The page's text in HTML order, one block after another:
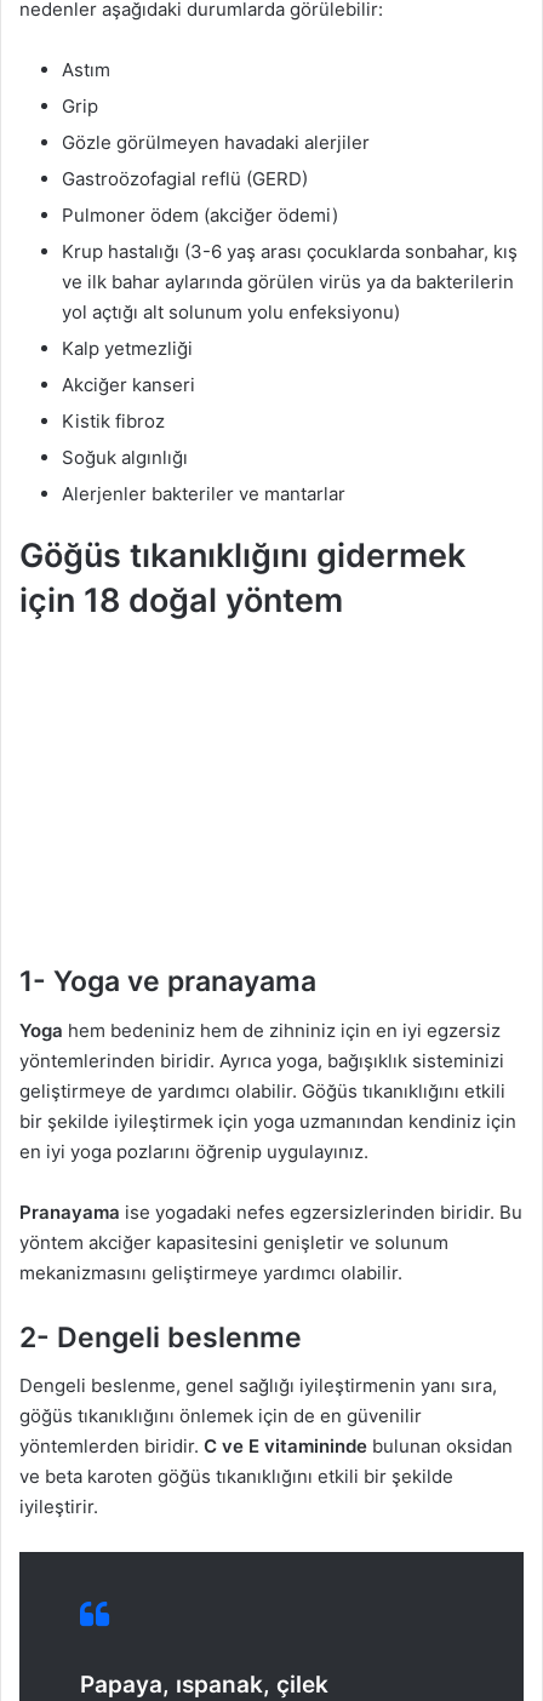
nedenler aşağıdaki durumlarda görülebilir:
Astım
Grip
Gözle görülmeyen havadaki alerjiler
Gastroözofagial reflü (GERD)
Pulmoner ödem (akciğer ödemi)
Krup hastalığı (3-6 yaş arası çocuklarda sonbahar, kış
ve ilk bahar aylarında görülen virüs ya da bakterilerin
yol açtığı alt solunum yolu enfeksiyonu)
Kalp yetmezliği
Akciğer kanseri
Kistik fibroz
Soğuk algınlığı
Alerjenler bakteriler ve mantarlar
Göğüs tıkanıklığını gidermek
için 18 doğal yöntem
1- Yoga ve pranayama
Yoga hem bedeniniz hem de zihniniz için en iyi egzersiz
yöntemlerinden biridir. Ayrıca yoga, bağışıklık sisteminizi
geliştirmeye de yardımcı olabilir. Göğüs tıkanıklığını etkili
bir şekilde iyileştirmek için yoga uzmanından kendiniz için
en iyi yoga pozlarını öğrenip uygulayınız.
Pranayama ise yogadaki nefes egzersizlerinden biridir. Bu
yöntem akciğer kapasitesini genişletir ve solunum
mekanizmasını geliştirmeye yardımcı olabilir.
2- Dengeli beslenme
Dengeli beslenme, genel sağlığı iyileştirmenin yanı sıra,
göğüs tıkanıklığını önlemek için de en güvenilir
yöntemlerden biridir. C ve E vitamininde bulunan oksidan
ve beta karoten göğüs tıkanıklığını etkili bir şekilde
iyileştirir.
Papaya, ıspanak, çilek